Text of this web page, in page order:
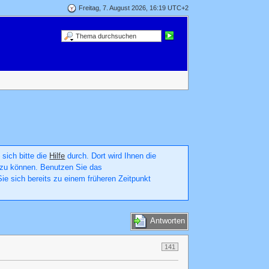
Freitag, 7. August 2026, 16:19 UTC+2
sich bitte die Hilfe durch. Dort wird Ihnen die
können. Benutzen Sie das
sich bereits zu einem früheren Zeitpunkt
Antworten
141